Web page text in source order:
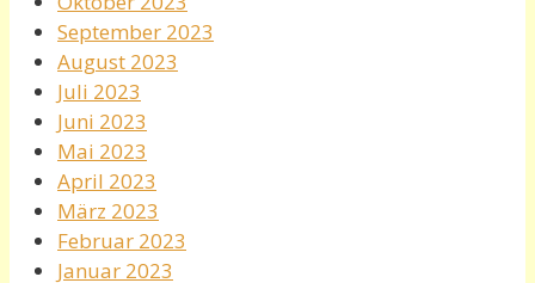
September 2023
August 2023
Juli 2023
Juni 2023
Mai 2023
April 2023
März 2023
Februar 2023
Januar 2023